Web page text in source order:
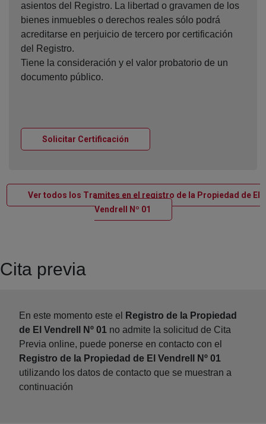
asientos del Registro. La libertad o gravamen de los
bienes inmuebles o derechos reales sólo podrá
acreditarse en perjuicio de tercero por certificación
del Registro.
Tiene la consideración y el valor probatorio de un
documento público.
Solicitar Certificación
Ver todos los Tramites en el registro de la Propiedad de El
Vendrell Nº 01 Ventana nueva
Cita previa
En este momento este el
Registro de la Propiedad
de El Vendrell Nº 01 no admite la solicitud de Cita
Previa online, puede ponerse en contacto con el
Registro de la Propiedad de El Vendrell Nº 01
utilizando los datos de contacto que se muestran a
continuación